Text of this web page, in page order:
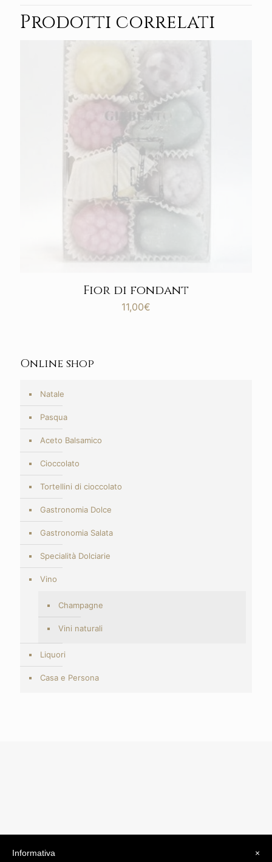
Prodotti correlati
Fior di fondant
11,00€
Online shop
Natale
Pasqua
Aceto Balsamico
Cioccolato
Tortellini di cioccolato
Gastronomia Dolce
Gastronomia Salata
Specialità Dolciarie
Vino
Champagne
Vini naturali
Liquori
Casa e Persona
×
Informativa